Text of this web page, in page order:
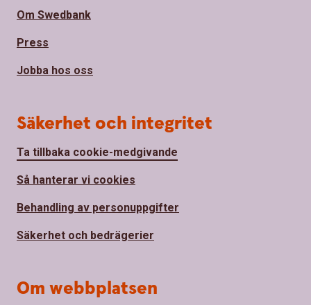
Om Swedbank
Press
Jobba hos oss
Säkerhet och integritet
Ta tillbaka cookie-medgivande
Så hanterar vi cookies
Behandling av personuppgifter
Säkerhet och bedrägerier
Om webbplatsen